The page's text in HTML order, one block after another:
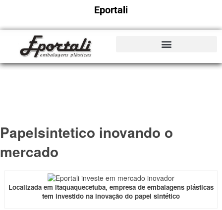
Papelsintetico inovando o
mercado
Localizada em Itaquaquecetuba, empresa de embalagens plásticas
tem investido na inovação do papel sintético
Eportali